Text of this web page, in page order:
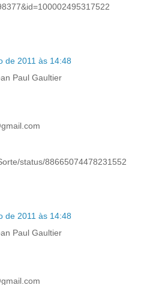
de 2011 às 14:48
Paul Gaultier
status/88665074478231552
de 2011 às 14:48
Paul Gaultier